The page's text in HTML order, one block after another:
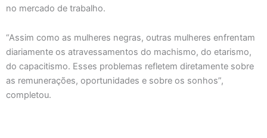
no mercado de trabalho.
“Assim como as mulheres negras, outras mulheres enfrentam
diariamente os atravessamentos do machismo, do etarismo,
do capacitismo. Esses problemas refletem diretamente sobre
as remunerações, oportunidades e sobre os sonhos”,
completou.